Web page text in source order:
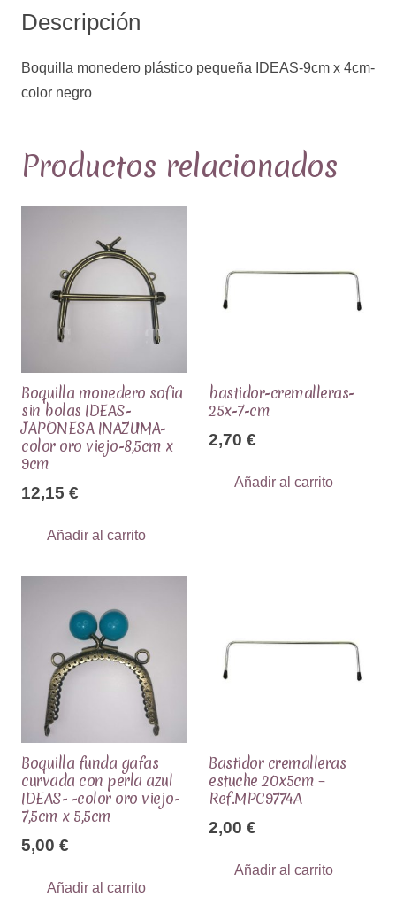
negro
cantidad
Descripción
Boquilla monedero plástico pequeña IDEAS-9cm x 4cm-
color negro
Productos relacionados
Boquilla monedero sofia
sin bolas IDEAS-
JAPONESA INAZUMA-
color oro viejo-8,5cm x
9cm
12,15 €
Añadir al carrito
bastidor-cremalleras-
25x-7-cm
2,70 €
Añadir al carrito
Boquilla funda gafas
curvada con perla azul
IDEAS- -color oro viejo-
7,5cm x 5,5cm
5,00 €
Añadir al carrito
Bastidor cremalleras
estuche 20x5cm –
Ref.MPC9774A
2,00 €
Añadir al carrito